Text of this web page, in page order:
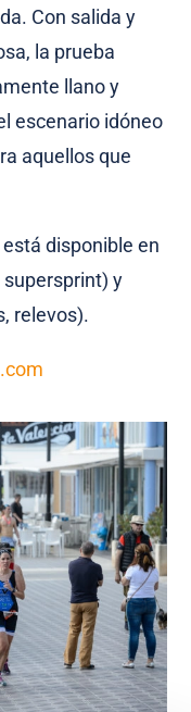
Con salida y
la prueba
llano y
escenario idóneo
aquellos que
disponible en
y
relevos).